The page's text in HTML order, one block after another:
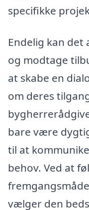
specifikke
Endelig kan
og modtage
at skabe en
om deres
bare være
til at
behov. Ved at
vælger den